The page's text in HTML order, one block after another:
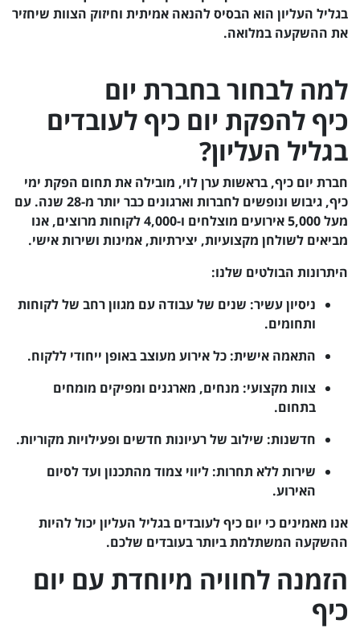
בגליל העליון הוא הבסיס להנאה אמיתית וחיזוק הצוות שיחזיר
את ההשקעה במלואה.
למה לבחור בחברת יום
כיף להפקת יום כיף לעובדים
בגליל העליון?
חברת יום כיף, בראשות ערן לוי, מובילה את תחום הפקת ימי
כיף, גיבוש ונופשים לחברות וארגונים כבר יותר מ-28 שנה. עם
מעל 5,000 אירועים מוצלחים ו-4,000 לקוחות מרוצים, אנו
מביאים לשולחן מקצועיות, יצירתיות, אמינות ושירות אישי.
היתרונות הבולטים שלנו:
ניסיון עשיר: שנים של עבודה עם מגוון רחב של לקוחות
ותחומים.
התאמה אישית: כל אירוע מעוצב באופן ייחודי ללקוח.
צוות מקצועי: מנחים, מארגנים ומפיקים מומחים
בתחום.
חדשנות: שילוב של רעיונות חדשים ופעילויות מקוריות.
שירות ללא תחרות: ליווי צמוד מהתכנון ועד לסיום
האירוע.
אנו מאמינים כי יום כיף לעובדים בגליל העליון יכול להיות
ההשקעה המשתלמת ביותר בעובדים שלכם.
הזמנה לחוויה מיוחדת עם יום
כיף